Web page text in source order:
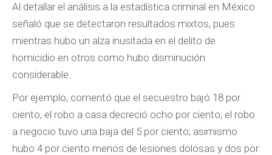
Al detallar el análisis a la estadística criminal en México
señaló que se detectaron resultados mixtos, pues
mientras hubo un alza inusitada en el delito de
homicidio en otros como hubo disminución
considerable.
Por ejemplo, comentó que el secuestro bajó 18 por
ciento, el robo a casa decreció ocho por ciento; el robo
a negocio tuvo una baja del 5 por ciento; asimismo
hubo 4 por ciento menos de lesiones dolosas y dos por